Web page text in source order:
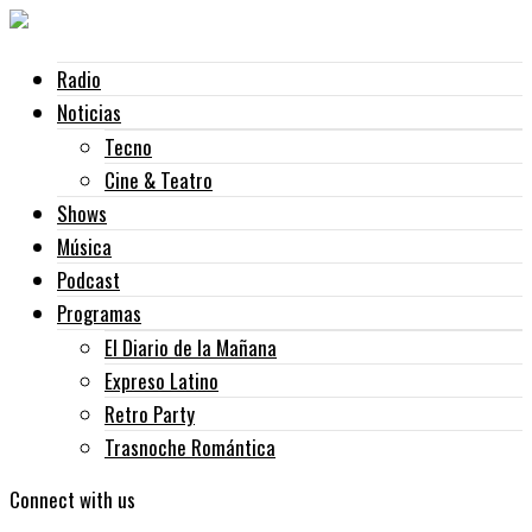
Radio
Noticias
Tecno
Cine & Teatro
Shows
Música
Podcast
Programas
El Diario de la Mañana
Expreso Latino
Retro Party
Trasnoche Romántica
Connect with us